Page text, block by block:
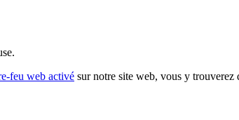
feu web activé sur notre site web, vous y trouverez